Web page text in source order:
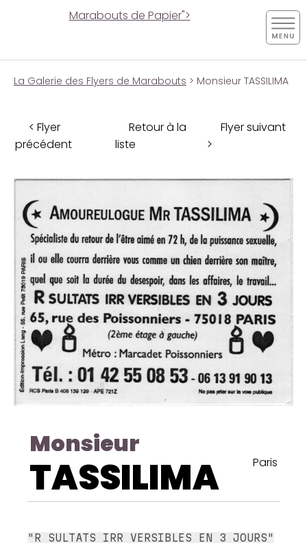
Marabouts de Papier">
La Galerie des Flyers de Marabouts > Monsieur TASSILIMA
< Flyer
précédent
Retour à la
liste
Flyer suivant
>
Monsieur
TASSILIMA Paris
"R SULTATS IRR VERSIBLES EN 3 JOURS"